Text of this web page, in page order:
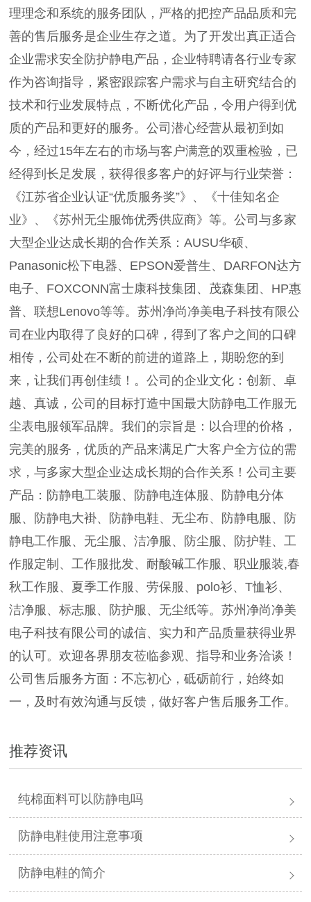
理理念和系统的服务团队，严格的把控产品品质和完
善的售后服务是企业生存之道。为了开发出真正适合
企业需求安全防护静电产品，企业特聘请各行业专家
作为咨询指导，紧密跟踪客户需求与自主研究结合的
技术和行业发展特点，不断优化产品，令用户得到优
质的产品和更好的服务。公司潜心经营从最初到如
今，经过15年左右的市场与客户满意的双重检验，已
经得到长足发展，获得很多客户的好评与行业荣誉：
《江苏省企业认证“优质服务奖”》、《十佳知名企
业》、《苏州无尘服饰优秀供应商》等。公司与多家
大型企业达成长期的合作关系：AUSU华硕、
Panasonic松下电器、EPSON爱普生、DARFON达方
电子、FOXCONN富士康科技集团、茂森集团、HP惠
普、联想Lenovo等等。苏州净尚净美电子科技有限公
司在业内取得了良好的口碑，得到了客户之间的口碑
相传，公司处在不断的前进的道路上，期盼您的到
来，让我们再创佳绩！。公司的企业文化：创新、卓
越、真诚，公司的目标打造中国最大防静电工作服无
尘表电服领军品牌。我们的宗旨是：以合理的价格，
完美的服务，优质的产品来满足广大客户全方位的需
求，与多家大型企业达成长期的合作关系！公司主要
产品：防静电工装服、防静电连体服、防静电分体
服、防静电大褂、防静电鞋、无尘布、防静电服、防
静电工作服、无尘服、洁净服、防尘服、防护鞋、工
作服定制、工作服批发、耐酸碱工作服、职业服装,春
秋工作服、夏季工作服、劳保服、polo衫、T恤衫、
洁净服、标志服、防护服、无尘纸等。苏州净尚净美
电子科技有限公司的诚信、实力和产品质量获得业界
的认可。欢迎各界朋友莅临参观、指导和业务洽谈！
公司售后服务方面：不忘初心，砥砺前行，始终如
一，及时有效沟通与反馈，做好客户售后服务工作。
推荐资讯
纯棉面料可以防静电吗
防静电鞋使用注意事项
防静电鞋的简介